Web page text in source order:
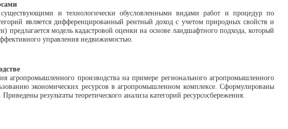
и технологически обусловленными видами работ и процедур по
является дифференцированный рентный доход с учетом природных свойств и
предлагается модель кадастровой оценки на основе ландшафтного подхода, который
управления недвижимостью.
агропромышленного производства на примере регионального агропромышленного
экономических ресурсов в агропромышленном комплексе. Сформулированы
результаты теоретического анализа категорий ресурсосбережения.